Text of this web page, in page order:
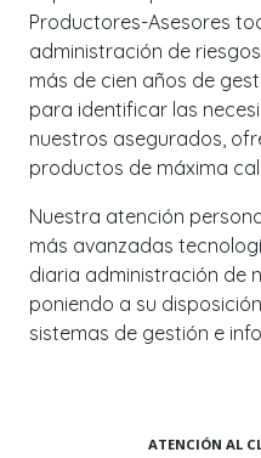
Productores-Asesores
administración de
más de cien años de
para identificar las
nuestros asegurados,
productos de máxima
Nuestra atención
más avanzadas
diaria administración de
poniendo a su
sistemas de gestión e
ATENCIÓN AL